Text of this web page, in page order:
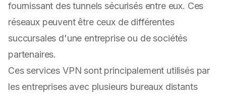
fournissant des tunnels sécurisés entre eux. Ces
réseaux peuvent être ceux de différentes
succursales d'une entreprise ou de sociétés
partenaires.
Ces services VPN sont principalement utilisés par
les entreprises avec plusieurs bureaux distants